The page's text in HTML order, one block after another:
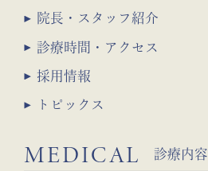
院長・スタッフ紹介
診療時間・アクセス
採用情報
トピックス
MEDICAL 診療内容